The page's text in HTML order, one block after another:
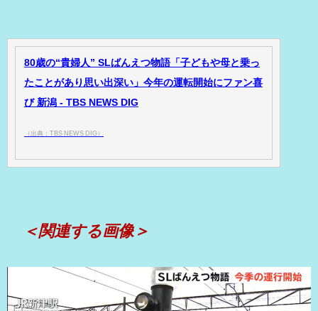
80歳の“貴婦人” SLばんえつ物語「子どもや母と乗っ
たことがあり思い出深い」今年の運転開始にファン喜
び 新潟 - TBS NEWS DIG
（出典：TBS NEWS DIG）
＜関連する画像＞